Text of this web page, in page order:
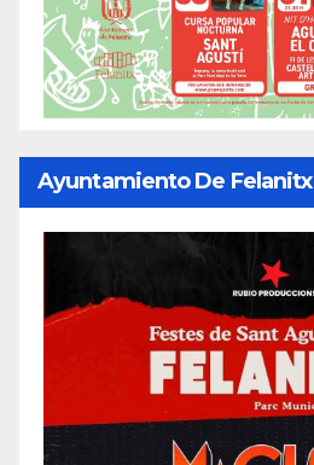
Ayuntamiento De Felanitx